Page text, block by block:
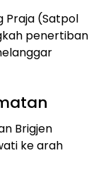
Praja (Satpol
penertiban
Brigjen
ke arah